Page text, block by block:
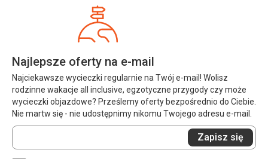
Najlepsze oferty na e-mail
Najciekawsze wycieczki regularnie na Twój e-mail! Wolisz
rodzinne wakacje all inclusive, egzotyczne przygody czy może
wycieczki objazdowe? Prześlemy oferty bezpośrednio do Ciebie.
Nie martw się - nie udostępnimy nikomu Twojego adresu e-mail.
Wprowadź
swój
Zapisz się